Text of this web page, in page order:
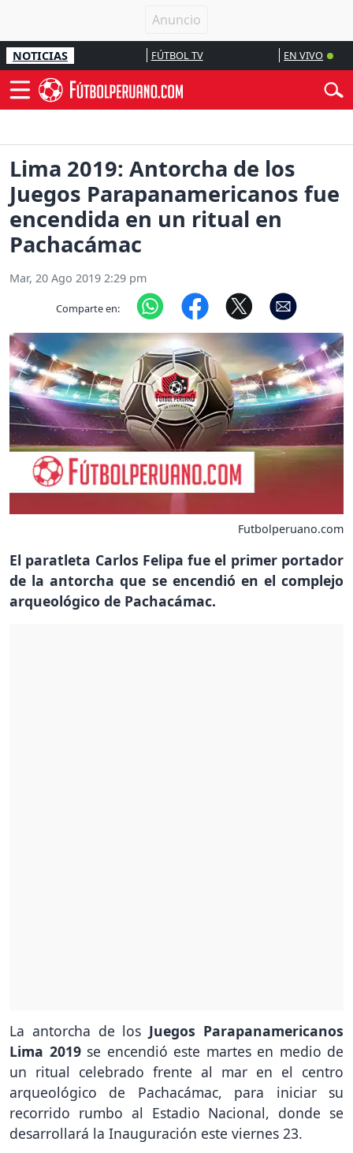
NOTICIAS FÚTBOL TV EN VIVO
Lima 2019: Antorcha de los
Juegos Parapanamericanos fue
encendida en un ritual en
Pachacámac
Mar, 20 Ago 2019 2:29 pm
Comparte en:
Futbolperuano.com
El paratleta Carlos Felipa fue el primer portador
de la antorcha que se encendió en el complejo
arqueológico de Pachacámac.
La antorcha de los Juegos Parapanamericanos
Lima 2019se encendió este martes en medio de
un ritual celebrado frente al mar en el centro
arqueológico de Pachacámac, para iniciar su
recorrido rumbo al Estadio Nacional, donde se
desarrollará la Inauguración este viernes 23.